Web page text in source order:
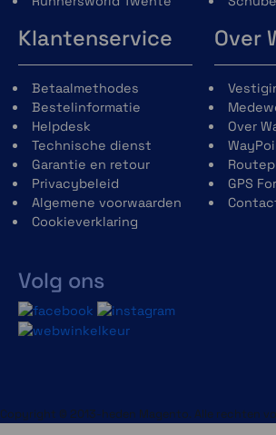
Klantenservice
Betaalmethodes
Bestelinformatie
Helpdesk
Technische dienst
Garantie en retour
Privacybeleid
Algemene voorwaarden
Cookieverklaring
Volg ons
Over
Over
GPS
Copyright © 2013-heden Magento. Alle rechten